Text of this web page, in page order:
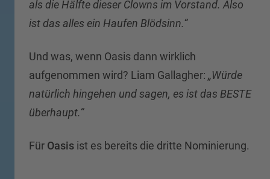
als die Hälfte dieser Clowns im Vorstand. Also
ist das alles ein Haufen Blödsinn.“
Und was, wenn Oasis dann wirklich
aufgenommen wird? Liam Gallagher: „Würde
natürlich hingehen und sagen, es ist das BESTE
überhaupt.“
Für Oasis ist es bereits die dritte Nominierung.